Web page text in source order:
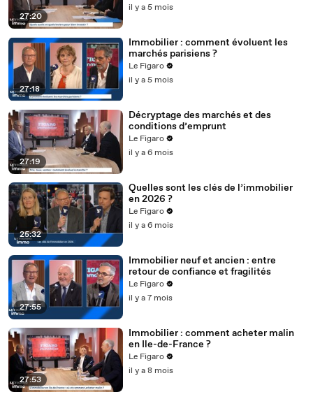
27:20
il y a 5 mois
27:18
Immobilier : comment évoluent les
marchés parisiens ?
Le Figaro
il y a 5 mois
27:19
Décryptage des marchés et des
conditions d’emprunt
Le Figaro
il y a 6 mois
25:32
Quelles sont les clés de l’immobilier
en 2026 ?
Le Figaro
il y a 6 mois
27:55
Immobilier neuf et ancien : entre
retour de confiance et fragilités
Le Figaro
il y a 7 mois
27:53
Immobilier : comment acheter malin
en Ile-de-France ?
Le Figaro
il y a 8 mois